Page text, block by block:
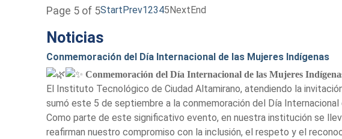
Page 5 of 5StartPrev12345NextEnd
Noticias
Conmemoración del Día Internacional de las Mujeres Indígenas
Conmemoración del Día Internacional de las Mujeres
El Instituto Tecnológico de Ciudad Altamirano, atendiendo la
sumó este 5 de septiembre a la conmemoración del Día Internacional
Como parte de este significativo evento, en nuestra institución se
reafirman nuestro compromiso con la inclusión, el respeto y el